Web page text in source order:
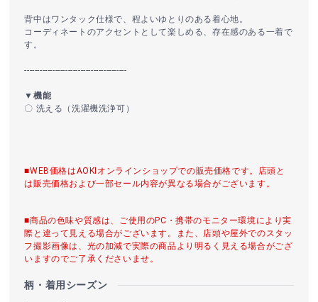
背中はワンタック仕様で、程よいゆとりのある着心地。
コーディネートのアクセントとして楽しめる、存在感のある一着で
す。
----------------------------------------
▼機能
〇 洗える（洗濯機洗浄可）
■WEB価格はAOKIオンラインショップでの販売価格です。店頭と
は販売価格および一部セール内容が異なる場合がございます。
■商品の色味や質感は、ご使用のPC・携帯のモニター環境により実
際と違って見える場合がございます。また、店頭や屋外でのスタッ
フ撮影画像は、光の加減で実際の商品より明るく見える場合がござ
いますのでご了承くださいませ。
柄・着用シーズン